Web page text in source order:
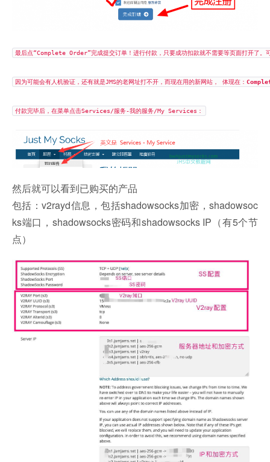
最后点“Complete Order”完成提交订单！进行付款，只要成功扣款就不需要等页面打开了。
因为可能会有人机验证，还有就是JMS的老网址打不开，而现在用的新网站， 体现在：
付款完毕后，在菜单点击Services/服务-我的服务/My Services：
然后就可以看到已购买的产品
包括：v2rayd信息，包括shadowsocks加密，shadowsoc
ks端口，shadowsocks密码和shadowsocks IP（有5个节
点）